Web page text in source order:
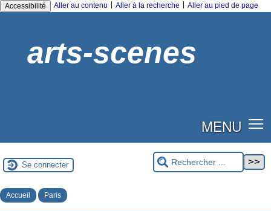
Accessibilité Aller au contenu Aller à la recherche Aller au pied de page
arts-scenes
MENU
Se connecter
Accueil Paris